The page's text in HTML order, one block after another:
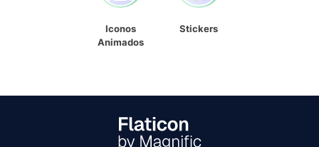
Iconos
Animados
Stickers